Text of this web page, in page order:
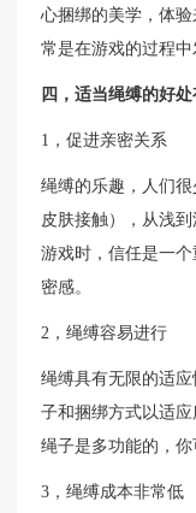
心捆绑的美学，体
常是在游戏的过程中
四，适当绳缚的好处
1，促进亲密关系
绳缚的乐趣，人们
皮肤接触），从浅
游戏时，信任是一
密感。
2，绳缚容易进行
绳缚具有无限的适
子和捆绑方式以适应
绳子是多功能的，你
3，绳缚成本非常低